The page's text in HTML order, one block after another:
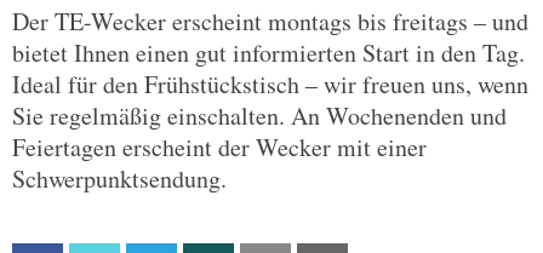
Der TE-Wecker erscheint montags bis freitags – und
bietet Ihnen einen gut informierten Start in den Tag.
Ideal für den Frühstückstisch – wir freuen uns, wenn
Sie regelmäßig einschalten. An Wochenenden und
Feiertagen erscheint der Wecker mit einer
Schwerpunktsendung.